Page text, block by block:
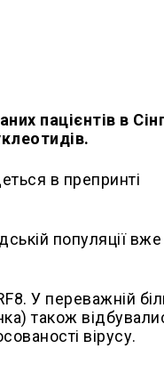
пацієнтів в
в препринті
популяції вже
У переважній
також
вірусу.